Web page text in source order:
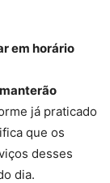
em horário
manterão
já praticado
que os
desses
dia.